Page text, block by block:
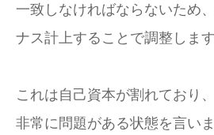
一致しなければならないため
ナス計上することで調整します
これは自己資本が割れており
非常に問題がある状態を言いま